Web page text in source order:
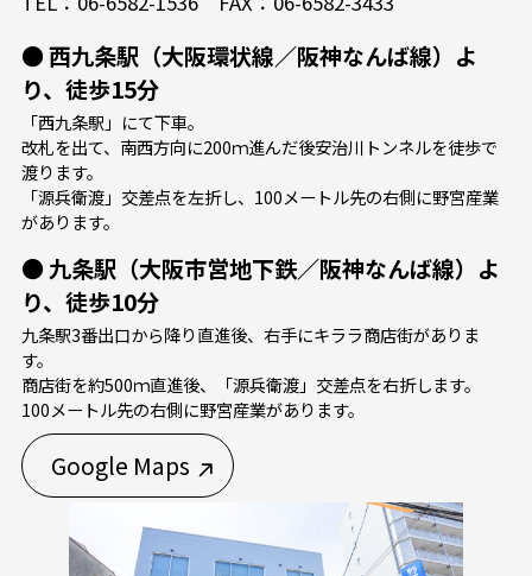
● 西九条駅（大阪環状線／阪神なんば線）よ
り、徒歩15分
「西九条駅」にて下車。
改札を出て、南西方向に200ｍ進んだ後安治川トンネルを徒歩で
渡ります。
「源兵衛渡」交差点を左折し、100メートル先の右側に野宮産業
があります。
● 九条駅（大阪市営地下鉄／阪神なんば線）よ
り、徒歩10分
九条駅3番出口から降り直進後、右手にキララ商店街がありま
す。
商店街を約500ｍ直進後、「源兵衛渡」交差点を右折します。
100メートル先の右側に野宮産業があります。
Google Maps